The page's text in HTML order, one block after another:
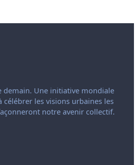
demain. Une initiative mondiale
célébrer les visions urbaines les
notre avenir collectif.